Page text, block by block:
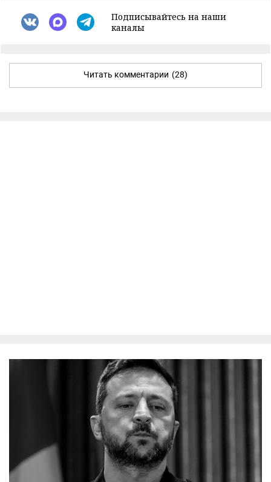
Подписывайтесь на наши
каналы
Читать комментарии (28)